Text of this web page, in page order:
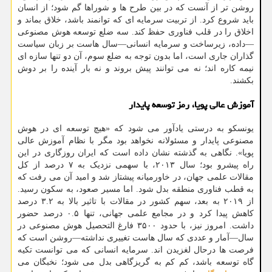
روشن تر از آنست که در بین طرح ها و شوراها گم شود؛ از انسان
باید شروع کرد. از تربیت سرمایه ای که توانمند باشد، خلاق بماند و
اخلاق را در قلب فناوری حفظ کند. سه ضلع توسعه هوش مصنوعی
—داده، زیرساخت و سرمایه انسانی—سال هاست بر زبان سیاست
گذاران جاری است، اما بدون توجه به ضلع سوم، آن دو تنها سازه ای
نیمه کاره اند؛ نه می توانند پیش بروند و نه بار آینده را بر دوش
بکشند.
آموزش عالی پویا، رمز توسعه پایدار
یونسکو به درستی یادآور می شود که «هیچ توسعه ای در هوش
مصنوعی پایدار و مسئولانه نخواهد بود مگر با نظام آموزش عالی
پویا». نگاهی به گذشته نشان داده است که ایران روزگاری در این
راه پیشرو بود؛ سال ۲۰۱۳، با سهمی نزدیک به ۷ درصد از کل
مقالات علمی جهان، در خاورمیانه پیشتاز شد و امید آن می رفت که
به قطب فناوری منطقه بدل شود. اما مسیر صعود، به سکون رسید.
از ۲۰۱۹ به بعد، سهم کشور در مقالات با تاثیر بالا به ۳.۲ درصد
کاهش پیدا کرد و در مجامع علمی جهانی، تنها ۰.۵ درصد حضور
داشت. امروز نیز، با حدود ۳۵۰۰ فارغ التحصیل هوش مصنوعی در
سال—آمار و عددی که سال هاست تغییری نداشته—روشن است که
فرصت ها درحال لغزیدن اند. سرمایه انسانی که می توانست تکیه
گاه توسعه باشد، کم کم به گریزگاهی بدل می شود؛ نخبگان می